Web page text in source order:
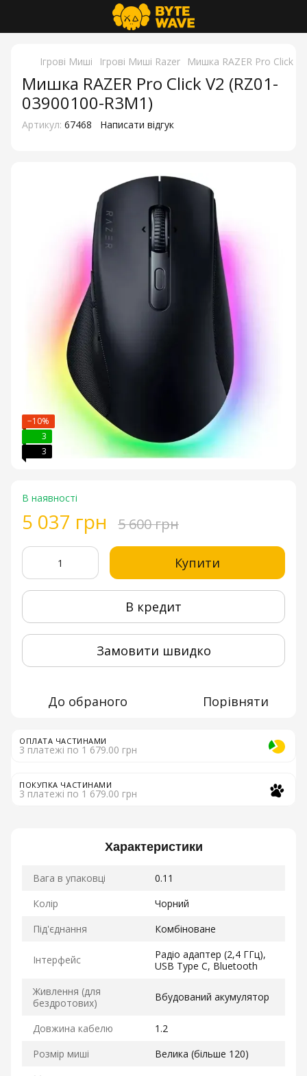
Ігрові Миші Ігрові Миші Razer Мишка RAZER Pro Click
Мишка RAZER Pro Click V2 (RZ01-
03900100-R3M1)
Артикул: 67468 Написати відгук
−10%
3
3
В наявності
5 037 грн 5 600 грн
Купити
В кредит
Замовити швидко
До обраного Порівняти
ОПЛАТА ЧАСТИНАМИ
3 платежі по 1 679.00 грн
ПОКУПКА ЧАСТИНАМИ
3 платежі по 1 679.00 грн
Характеристики
Вага в упаковці
0.11
Колір
Чорний
Під'єднання
Комбіноване
Інтерфейс
Радіо адаптер (2,4 ГГц),
USB Type C, Bluetooth
Живлення (для
бездротових)
Вбудований акумулятор
Довжина кабелю
1.2
Розмір миші
Велика (більше 120)